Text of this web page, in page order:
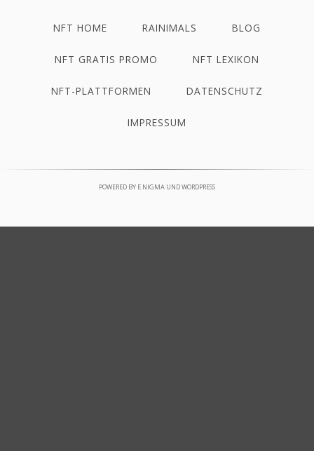
NFT HOME RAINIMALS BLOG
NFT GRATIS PROMO NFT LEXIKON
NFT-PLATTFORMEN DATENSCHUTZ
IMPRESSUM
POWERED BY E.NIGMA UNDWORDPRESS